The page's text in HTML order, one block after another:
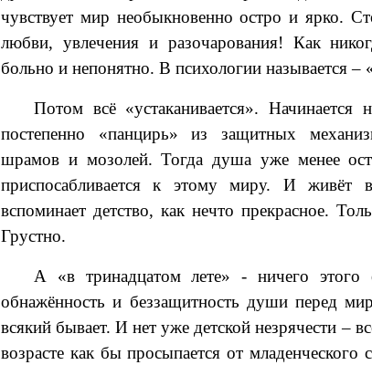
чувствует мир необыкновенно остро и ярко.
любви, увлечения и разочарования! Как
больно и непонятно. В психологии называется –
Потом всё «устаканивается». Начинается
постепенно «панцирь» из защитных
шрамов и мозолей. Тогда душа уже менее
приспосабливается к этому миру. И живёт
вспоминает детство, как нечто прекрасное.
Грустно.
А «в тринадцатом лете» - ничего этого
обнажённость и беззащитность души перед
всякий бывает. И нет уже детской незрячести –
возрасте как бы просыпается от